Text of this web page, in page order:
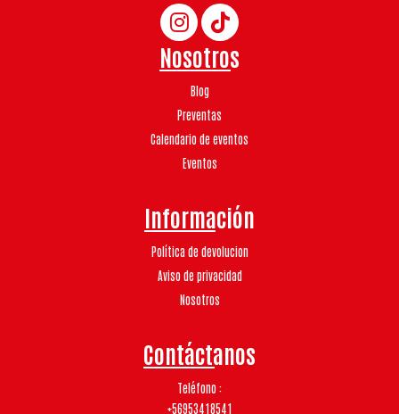
Nosotros
Blog
Preventas
Calendario de eventos
Eventos
Información
Política de devolucion
Aviso de privacidad
Nosotros
Contáctanos
Teléfono
+56953418541